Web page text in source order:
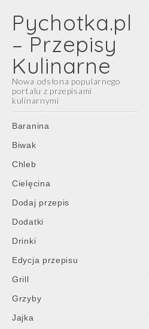
Pychotka.pl
– Przepisy
Kulinarne
Nowa odsłona popularnego
portalu z przepisami
kulinarnymi
Main
menu
Skip
content
Baranina
Biwak
Chleb
Cielęcina
Dodaj przepis
Dodatki
Drinki
Edycja przepisu
Grill
Grzyby
Jajka